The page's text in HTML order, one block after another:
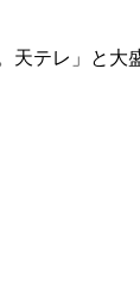
テレ」と大